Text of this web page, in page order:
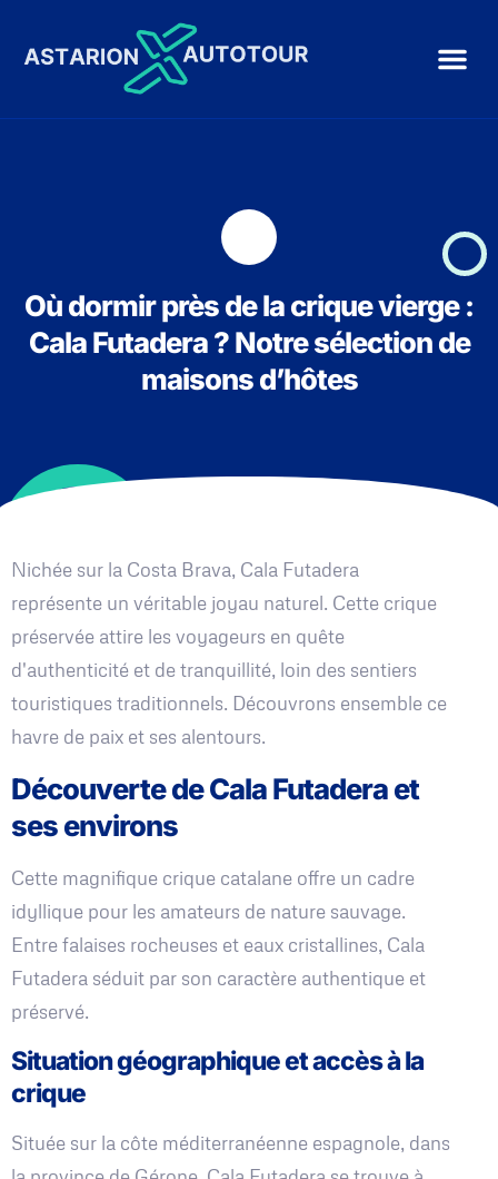
Où dormir près de la crique vierge :
Cala Futadera ? Notre sélection de
maisons d’hôtes
Nichée sur la Costa Brava, Cala Futadera
représente un véritable joyau naturel. Cette crique
préservée attire les voyageurs en quête
d'authenticité et de tranquillité, loin des sentiers
touristiques traditionnels. Découvrons ensemble ce
havre de paix et ses alentours.
Découverte de Cala Futadera et
ses environs
Cette magnifique crique catalane offre un cadre
idyllique pour les amateurs de nature sauvage.
Entre falaises rocheuses et eaux cristallines, Cala
Futadera séduit par son caractère authentique et
préservé.
Situation géographique et accès à la
crique
Située sur la côte méditerranéenne espagnole, dans